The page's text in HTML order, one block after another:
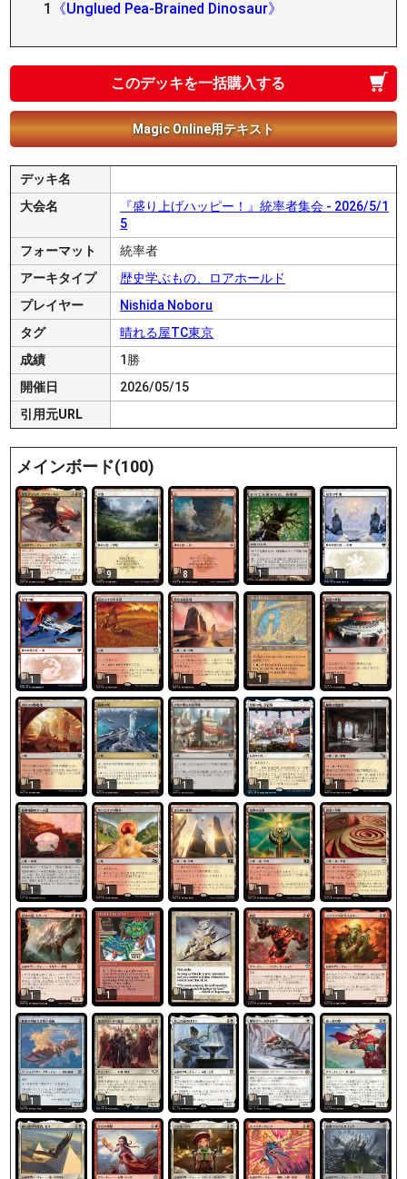
1 《Unglued Pea-Brained Dinosaur》
このデッキを一括購入する
Magic Online用テキスト
デッキ名
大会名
『盛り上げハッピー！』統率者集会 - 2026/5/1
5
フォーマット
統率者
アーキタイプ
歴史学ぶもの、ロアホールド
プレイヤー
Nishida Noboru
タグ
晴れる屋TC東京
成績
1勝
開催日
2026/05/15
引用元URL
メインボード(100)
1 9 8 1 1
1 1 1 1 1
1 1 1 1 1
1 1 1 1 1
1 1 1 1 1
1 1 1 1 1